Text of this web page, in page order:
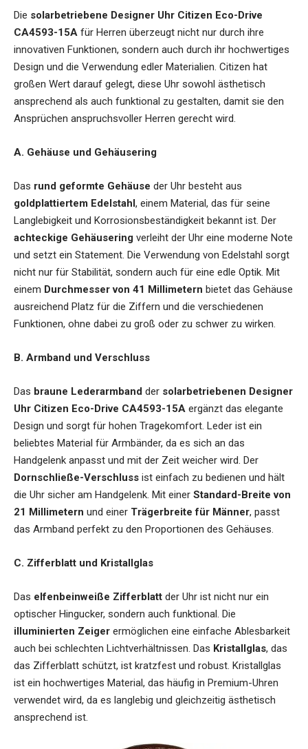
Die solarbetriebene Designer Uhr Citizen Eco-Drive
CA4593-15A für Herren überzeugt nicht nur durch ihre
innovativen Funktionen, sondern auch durch ihr hochwertiges
Design und die Verwendung edler Materialien. Citizen hat
großen Wert darauf gelegt, diese Uhr sowohl ästhetisch
ansprechend als auch funktional zu gestalten, damit sie den
Ansprüchen anspruchsvoller Herren gerecht wird.
A. Gehäuse und Gehäusering
Das rund geformte Gehäuse der Uhr besteht aus
goldplattiertem Edelstahl , einem Material, das für seine
Langlebigkeit und Korrosionsbeständigkeit bekannt ist. Der
achteckige Gehäusering verleiht der Uhr eine moderne Note
und setzt ein Statement. Die Verwendung von Edelstahl sorgt
nicht nur für Stabilität, sondern auch für eine edle Optik. Mit
einem Durchmesser von 41 Millimetern bietet das Gehäuse
ausreichend Platz für die Ziffern und die verschiedenen
Funktionen, ohne dabei zu groß oder zu schwer zu wirken.
B. Armband und Verschluss
Das braune Lederarmband der solarbetriebenen Designer
Uhr Citizen Eco-Drive CA4593-15A ergänzt das elegante
Design und sorgt für hohen Tragekomfort. Leder ist ein
beliebtes Material für Armbänder, da es sich an das
Handgelenk anpasst und mit der Zeit weicher wird. Der
Dornschließe-Verschluss ist einfach zu bedienen und hält
die Uhr sicher am Handgelenk. Mit einer Standard-Breite von
21 Millimetern und einer Trägerbreite für Männer, passt
das Armband perfekt zu den Proportionen des Gehäuses.
C. Zifferblatt und Kristallglas
Das elfenbeinweiße Zifferblatt der Uhr ist nicht nur ein
optischer Hingucker, sondern auch funktional. Die
illuminierten Zeiger ermöglichen eine einfache Ablesbarkeit
auch bei schlechten Lichtverhältnissen. Das Kristallglas, das
das Zifferblatt schützt, ist kratzfest und robust. Kristallglas
ist ein hochwertiges Material, das häufig in Premium-Uhren
verwendet wird, da es langlebig und gleichzeitig ästhetisch
ansprechend ist.